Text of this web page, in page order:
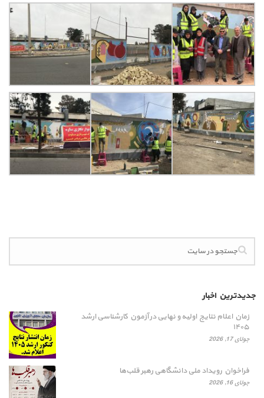
جدیدترین اخبار
زمان اعلام نتایج اولیه و نهایی در آزمون کارشناسی ارشد
۱۴۰۵
جولای 17, 2026
فراخوان رویداد ملی دانشگاهی رهبر قلب‌ها
جولای 16, 2026